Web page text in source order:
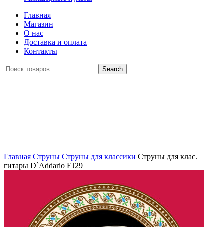
Главная
Магазин
О нас
Доставка и оплата
Контакты
Search
Главная Струны Струны для классики Струны для клас.
гитары D`Addario EJ29